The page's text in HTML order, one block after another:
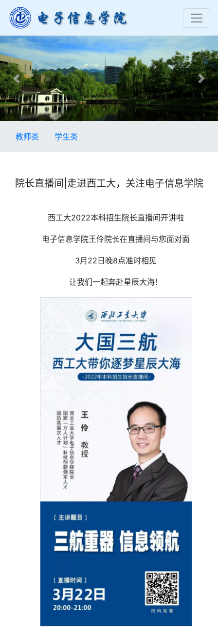
Previous Next
教师类 学生类
院长直播间|走进西工大，关注电子信息学院
西工大2022本科招生院长直播间开讲啦
电子信息学院王伶院长在直播间与您面对面
3月22日晚8点准时相见
让我们一起奔赴星辰大海！